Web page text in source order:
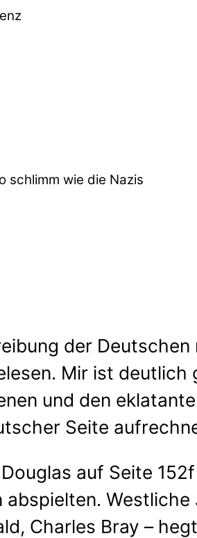
schlimm wie die Nazis
der
Mir ist deutlich
und den
Seite
auf Seite
Charles Bray –